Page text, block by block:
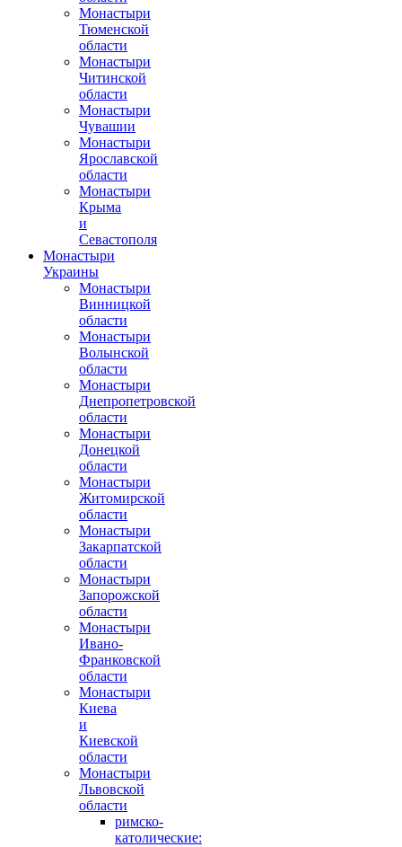
Монастыри
Тюменской
области
Монастыри
Читинской
области
Монастыри
Чувашии
Монастыри
Ярославской
области
Монастыри
Крыма
и
Севастополя
Монастыри
Украины
Монастыри
Винницкой
области
Монастыри
Волынской
области
Монастыри
Днепропетровской
области
Монастыри
Донецкой
области
Монастыри
Житомирской
области
Монастыри
Закарпатской
области
Монастыри
Запорожской
области
Монастыри
Ивано-
Франковской
области
Монастыри
Киева
и
Киевской
области
Монастыри
Львовской
области
римско-
католические: